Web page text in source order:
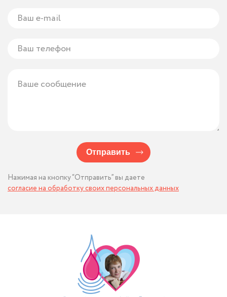
Отправить
Нажимая на кнопку “Отправить” вы даете
согласие на обработку своих персональных данных